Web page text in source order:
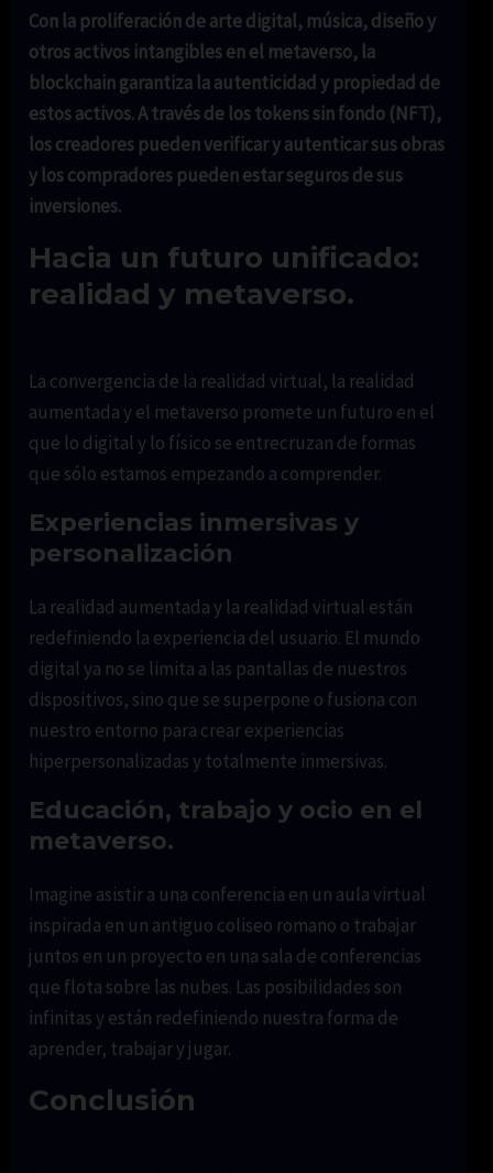
Con la proliferación de arte digital, música, diseño y
otros activos intangibles en el metaverso, la
blockchain garantiza la autenticidad y propiedad de
estos activos. A través de los tokens sin fondo (NFT),
los creadores pueden verificar y autenticar sus obras
y los compradores pueden estar seguros de sus
inversiones.
Hacia un futuro unificado:
realidad y metaverso.
La convergencia de la realidad virtual, la realidad
aumentada y el metaverso promete un futuro en el
que lo digital y lo físico se entrecruzan de formas
que sólo estamos empezando a comprender.
Experiencias inmersivas y
personalización
La realidad aumentada y la realidad virtual están
redefiniendo la experiencia del usuario. El mundo
digital ya no se limita a las pantallas de nuestros
dispositivos, sino que se superpone o fusiona con
nuestro entorno para crear experiencias
hiperpersonalizadas y totalmente inmersivas.
Educación, trabajo y ocio en el
metaverso.
Imagine asistir a una conferencia en un aula virtual
inspirada en un antiguo coliseo romano o trabajar
juntos en un proyecto en una sala de conferencias
que flota sobre las nubes. Las posibilidades son
infinitas y están redefiniendo nuestra forma de
aprender, trabajar y jugar.
Conclusión